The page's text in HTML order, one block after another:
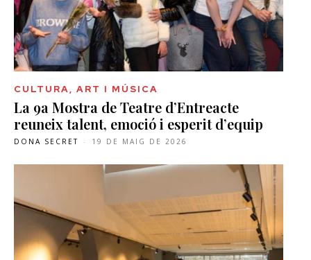
CULTURA, ART I MÚSICA
La 9a Mostra de Teatre d’Entreacte
reuneix talent, emoció i esperit d’equip
DONA SECRET - 19 DE MAIG DE 2026